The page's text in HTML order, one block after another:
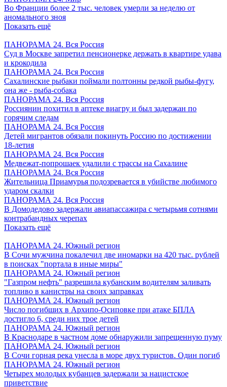
Во Франции более 2 тыс. человек умерли за неделю от
аномального зноя
Показать ещё
ПАНОРАМА 24. Вся Россия
Суд в Москве запретил пенсионерке держать в квартире удава
и крокодила
ПАНОРАМА 24. Вся Россия
Сахалинские рыбаки поймали полтонны редкой рыбы-фугу,
она же - рыба-собака
ПАНОРАМА 24. Вся Россия
Россиянин похитил в аптеке виагру и был задержан по
горячим следам
ПАНОРАМА 24. Вся Россия
Детей мигрантов обязали покинуть Россию по достижении
18-летия
ПАНОРАМА 24. Вся Россия
Медвежат-попрошаек удалили с трассы на Сахалине
ПАНОРАМА 24. Вся Россия
Жительница Приамурья подозревается в убийстве любимого
ударом скалки
ПАНОРАМА 24. Вся Россия
В Домодедово задержали авиапассажира с четырьмя сотнями
контрабандных черепах
Показать ещё
ПАНОРАМА 24. Южный регион
В Сочи мужчина покалечил две иномарки на 420 тыс. рублей
в поисках "портала в иные миры"
ПАНОРАМА 24. Южный регион
"Газпром нефть" разрешила кубанским водителям заливать
топливо в канистры на своих заправках
ПАНОРАМА 24. Южный регион
Число погибших в Архипо-Осиповке при атаке БПЛА
достигло 6, среди них трое детей
ПАНОРАМА 24. Южный регион
В Краснодаре в частном доме обнаружили запрещенную пуму
ПАНОРАМА 24. Южный регион
В Сочи горная река унесла в море двух туристов. Один погиб
ПАНОРАМА 24. Южный регион
Четырех молодых кубанцев задержали за нацистское
приветствие